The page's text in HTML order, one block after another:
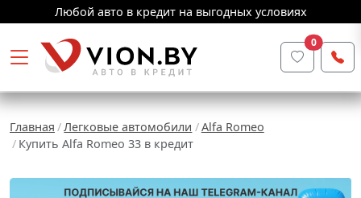
Любой авто в кредит на выгодных условиях
0
Главная Легковые автомобили
Alfa Romeo
Купить Alfa Romeo 33 в кредит